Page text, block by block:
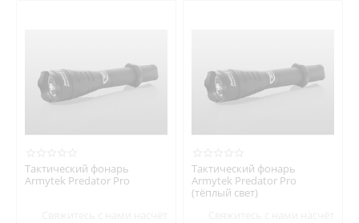
Тактический фонарь
Armytek Predator Pro
Тактический фонарь
Armytek Predator Pro
(тёплый свет)